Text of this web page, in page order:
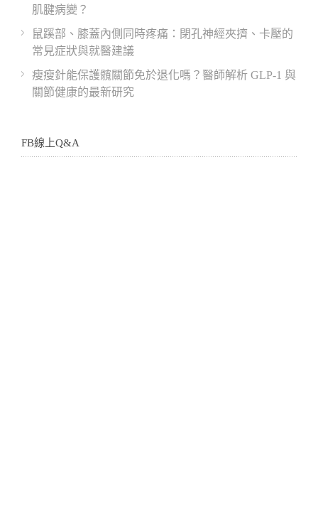
肌腱病變？
鼠蹊部、膝蓋內側同時疼痛：閉孔神經夾擠、卡壓的
常見症狀與就醫建議
瘦瘦針能保護髖關節免於退化嗎？醫師解析 GLP-1 與
關節健康的最新研究
FB線上Q&A